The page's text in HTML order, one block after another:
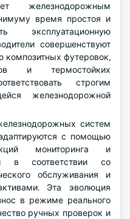
железнодорожным
время простоя и
эксплуатационную
совершенствуют
футеровок,
и термостойких
строгим
железнодорожной
систем
с помощью
мониторинга и
в соответствии со
обслуживания и
Эта эволюция
в режиме реального
ручных проверок и